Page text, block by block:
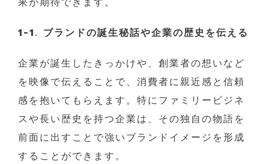
1-1. ブランドの誕生秘話や企業の歴史を伝える
企業が誕生したきっかけや、創業者の想いなど
を映像で伝えることで、消費者に親近感と信頼
感を抱いてもらえます。特にファミリービジネ
スや長い歴史を持つ企業は、その独自の物語を
前面に出すことで強いブランドイメージを形成
することができます。